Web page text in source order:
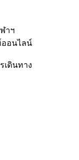
าฯ
อนไลน์
เดินทาง